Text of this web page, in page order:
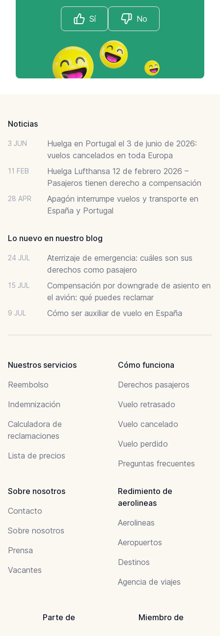
Sí No
Noticias
3 JUN
Huelga en Portugal el 3 de junio de 2026:
vuelos cancelados en toda Europa
11 FEB
Huelga Lufthansa 12 de febrero 2026 –
Pasajeros tienen derecho a compensación
28 APR
Apagón interrumpe vuelos y transporte en
España y Portugal
Lo nuevo en nuestro blog
24 JUL
Aterrizaje de emergencia: cuáles son sus
derechos como pasajero
15 JUL
Compensación por downgrade de asiento en
el avión: qué puedes reclamar
9 JUL Cómo ser auxiliar de vuelo en España
Nuestros servicios
Reembolso
Indemnización
Calculadora de
reclamaciones
Lista de precios
Cómo funciona
Derechos pasajeros
Vuelo retrasado
Vuelo cancelado
Vuelo perdido
Preguntas frecuentes
Sobre nosotros
Contacto
Sobre nosotros
Prensa
Vacantes
Redimiento de
aerolineas
Aerolineas
Aeropuertos
Destinos
Agencia de viajes
Parte de Miembro de